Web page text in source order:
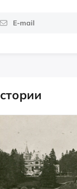
Истории